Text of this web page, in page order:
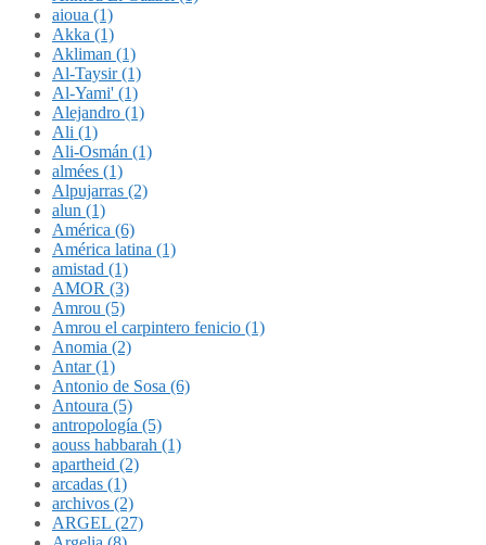
aioua (1)
Akka (1)
Akliman (1)
Al-Taysir (1)
Al-Yami' (1)
Alejandro (1)
Ali (1)
Ali-Osmán (1)
almées (1)
Alpujarras (2)
alun (1)
América (6)
América latina (1)
amistad (1)
AMOR (3)
Amrou (5)
Amrou el carpintero fenicio (1)
Anomia (2)
Antar (1)
Antonio de Sosa (6)
Antoura (5)
antropología (5)
aouss habbarah (1)
apartheid (2)
arcadas (1)
archivos (2)
ARGEL (27)